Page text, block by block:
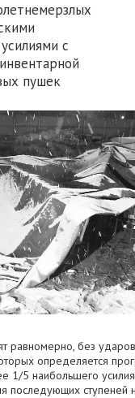
с
пушек
равномерно, без
определяется
1/5 наибольшего
последующих ступеней